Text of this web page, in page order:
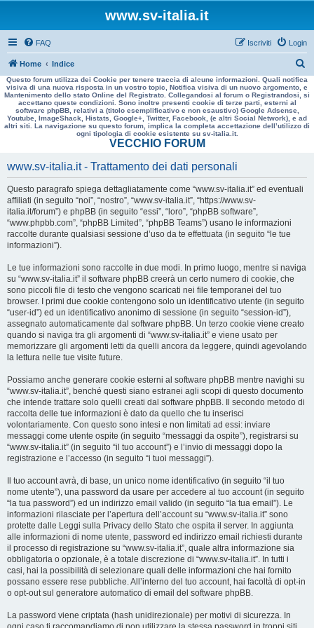
www.sv-italia.it
FAQ Login
Iscriviti
Home Indice
e
r
a
Questo forum utilizza dei Cookie per tenere traccia di alcune informazioni. Quali notifica
visiva di una nuova risposta in un vostro topic, Notifica visiva di un nuovo argomento, e
Mantenimento dello stato Online del Registrato. Collegandosi al forum o Registrandosi, si
accettano queste condizioni. Sono inoltre presenti cookie di terze parti, esterni al
software phpBB, relativi a (titolo esemplificativo e non esaustivo) Google Adsense,
Youtube, ImageShack, Histats, Google+, Twitter, Facebook, (e altri Social Network), e ad
altri siti. La navigazione su questo forum, implica la completa accettazione dell’utilizzo di
ogni tipologia di cookie esistente su sv-italia.it.
VECCHIO FORUM
www.sv-italia.it - Trattamento dei dati personali
Questo paragrafo spiega dettagliatamente come “www.sv-italia.it” ed eventuali
affiliati (in seguito “noi”, “nostro”, “www.sv-italia.it”, “https://www.sv-
italia.it/forum”) e phpBB (in seguito “essi”, “loro”, “phpBB software”,
“www.phpbb.com”, “phpBB Limited”, “phpBB Teams”) usano le informazioni
raccolte durante qualsiasi sessione d’uso da te effettuata (in seguito “le tue
informazioni”).
Le tue informazioni sono raccolte in due modi. In primo luogo, mentre si naviga
su “www.sv-italia.it” il software phpBB creerà un certo numero di cookie, che
sono piccoli file di testo che vengono scaricati nei file temporanei del tuo
browser. I primi due cookie contengono solo un identificativo utente (in seguito
“user-id”) ed un identificativo anonimo di sessione (in seguito “session-id”),
assegnato automaticamente dal software phpBB. Un terzo cookie viene creato
quando si naviga tra gli argomenti di “www.sv-italia.it” e viene usato per
memorizzare gli argomenti letti da quelli ancora da leggere, quindi agevolando
la lettura nelle tue visite future.
Possiamo anche generare cookie esterni al software phpBB mentre navighi su
“www.sv-italia.it”, benché questi siano estranei agli scopi di questo documento
che intende trattare solo quelli creati dal software phpBB. Il secondo metodo di
raccolta delle tue informazioni è dato da quello che tu inserisci
volontariamente. Con questo sono intesi e non limitati ad essi: inviare
messaggi come utente ospite (in seguito “messaggi da ospite”), registrarsi su
“www.sv-italia.it” (in seguito “il tuo account”) e l’invio di messaggi dopo la
registrazione e l’accesso (in seguito “i tuoi messaggi”).
Il tuo account avrà, di base, un unico nome identificativo (in seguito “il tuo
nome utente”), una password da usare per accedere al tuo account (in seguito
“la tua password”) ed un indirizzo email valido (in seguito “la tua email”). Le
informazioni rilasciate per l’apertura dell’account su “www.sv-italia.it” sono
protette dalle Leggi sulla Privacy dello Stato che ospita il server. In aggiunta
alle informazioni di nome utente, password ed indirizzo email richiesti durante
il processo di registrazione su “www.sv-italia.it”, quale altra informazione sia
obbligatoria o opzionale, è a totale discrezione di “www.sv-italia.it”. In tutti i
casi, hai la possibilità di selezionare quali delle informazioni che hai fornito
possano essere rese pubbliche. All’interno del tuo account, hai facoltà di opt-in
o opt-out sul generatore automatico di email del software phpBB.
La password viene criptata (hash unidirezionale) per motivi di sicurezza. In